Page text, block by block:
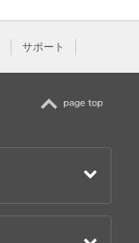
サポート